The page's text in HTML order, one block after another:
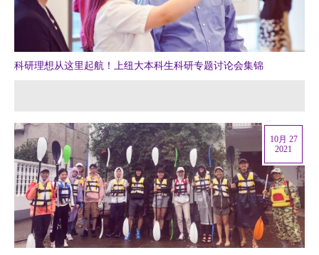
科研理想从这里起航！上纽大本科生科研专题讨论会集锦
10月 27
2021